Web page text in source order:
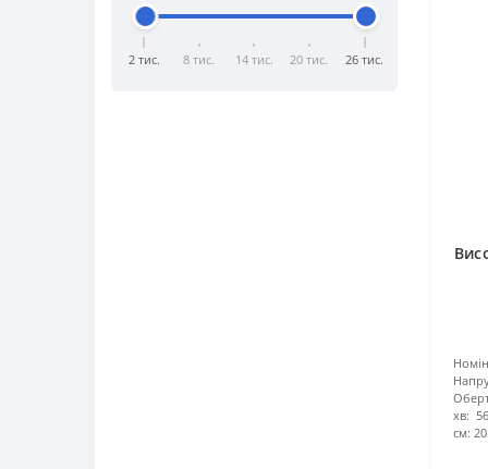
2 тис. 8 тис. 14 тис. 20 тис. 26 тис.
хв:
см: 20